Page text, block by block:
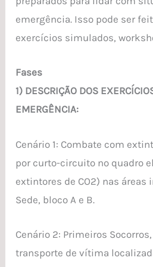
emergência. Isso pode ser
exercícios simulados,
Fases
1) DESCRIÇÃO DOS
EMERGÊNCIA:
Cenário 1: Combate com
por curto-circuito no quadro
extintores de CO2) nas
Sede, bloco A e B.
Cenário 2: Primeiros
transporte de vítima